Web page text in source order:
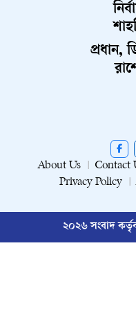
প্রধান,
About Us Contact
Privacy Policy
২০২৬ সংবাদ কর্তৃক